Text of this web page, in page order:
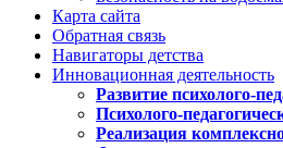
Карта сайта
Обратная связь
Навигаторы детства
Инновационная деятельность
Развитие психолого-
Психолого-
Реализация